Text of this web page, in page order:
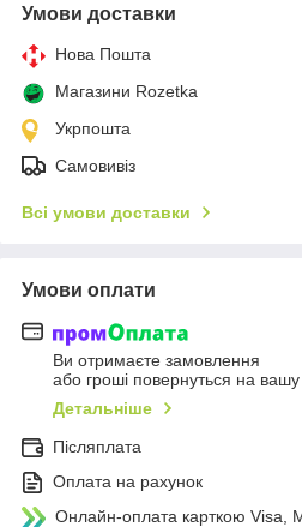
Умови доставки
Нова Пошта
Магазини Rozetka
Укрпошта
Самовивіз
Всі умови доставки
Умови оплати
Ви отримаєте замовлення
або гроші повернуться на вашу
Детальніше
Післяплата
Оплата на рахунок
Онлайн-оплата карткою Visa,